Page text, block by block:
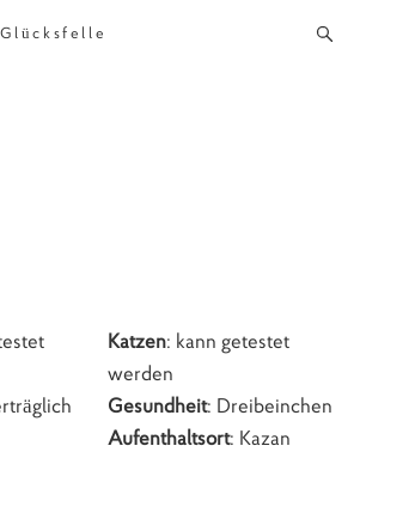
Glücksfelle
Katzen: kann getestet
werden
Gesundheit: Dreibeinchen
Aufenthaltsort: Kazan